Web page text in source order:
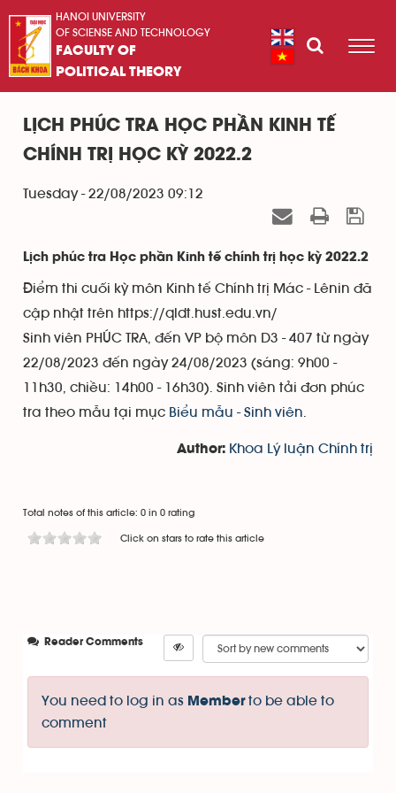
HANOI UNIVERSITY
OF SCIENSE AND TECHNOLOGY
FACULTY OF
POLITICAL THEORY
LỊCH PHÚC TRA HỌC PHẦN KINH TẾ
CHÍNH TRỊ HỌC KỲ 2022.2
Tuesday - 22/08/2023 09:12
Lịch phúc tra Học phần Kinh tế chính trị học kỳ 2022.2
Điểm thi cuối kỳ môn Kinh tế Chính trị Mác - Lênin đã
cập nhật trên https://qldt.hust.edu.vn/
Sinh viên PHÚC TRA, đến VP bộ môn D3 - 407 từ ngày
22/08/2023 đến ngày 24/08/2023 (sáng: 9h00 -
11h30, chiều: 14h00 - 16h30). Sinh viên tải đơn phúc
tra theo mẫu tại mục Biểu mẫu - Sinh viên
Author: Khoa Lý luận Chính trị
Total notes of this article: 0 in 0 rating
Click on stars to rate this article
Reader Comments
You need to log in as Memberto be able to
comment